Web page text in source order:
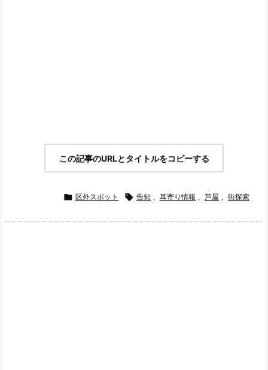
この記事のURLとタイトルをコピーする
 区外スポット  告知 , 耳寄り情報 , 芦屋 , 街探索